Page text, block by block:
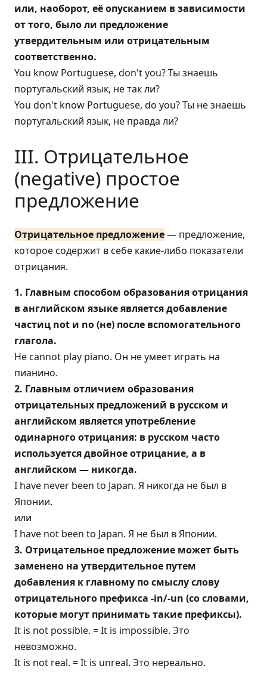
или, наоборот, её опусканием в зависимости
от того, было ли предложение
утвердительным или отрицательным
соответственно.
You know Portuguese, don't you? Ты знаешь
португальский язык, не так ли?
You don't know Portuguese, do you? Ты не знаешь
португальский язык, не правда ли?
III. Отрицательное
(negative) простое
предложение
Отрицательное предложение— предложение,
которое содержит в себе какие-либо показатели
отрицания.
1. Главным способом образования отрицания
в английском языке является добавление
частиц not и no (не) после вспомогательного
глагола.
He сannot play piano. Он не умеет играть на
пианино.
2. Главным отличием образования
отрицательных предложений в русском и
английском является употребление
одинарного отрицания: в русском часто
используется двойное отрицание, а в
английском — никогда.
I have never been to Japan. Я никогда не был в
Японии.
или
I have not been to Japan. Я не был в Японии.
3. Отрицательное предложение может быть
заменено на утвердительное путем
добавления к главному по смыслу слову
отрицательного префикса -in/-un (со словами,
которые могут принимать такие префиксы).
It is not possible. = It is impossible. Это
невозможно.
It is not real. = It is unreal. Это нереально.